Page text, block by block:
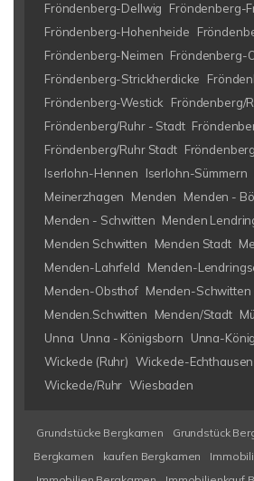
Fröndenberg-Dellwig
Fröndenberg-
Fröndenberg-Hohenheide
Fröndenberg-Neimen Fröndenberg-
Fröndenberg-Strickherdicke
Fröndenberg-Westick
Fröndenberg/
Fröndenberg/Ruhr - Stadt
Fröndenberg/Ruhr Stadt
Iserlohn-Hennen
Iserlohn-Sümmern
Meinerzhagen
Menden
Menden -
Menden - Schwitten Menden
Menden Schwitten
Menden Stadt
Menden-Lahrfeld
Menden-
Menden-Obsthof Menden-Schwitten
Menden.Schwitten
Menden/Stadt
Unna Unna - Königsborn Unna-
Wickede (Ruhr) Wickede-Echthausen
Wickede/Ruhr Wiesbaden
Grundstücke Bergkamen Grundstück
Bergkamen
kaufen Bergkamen